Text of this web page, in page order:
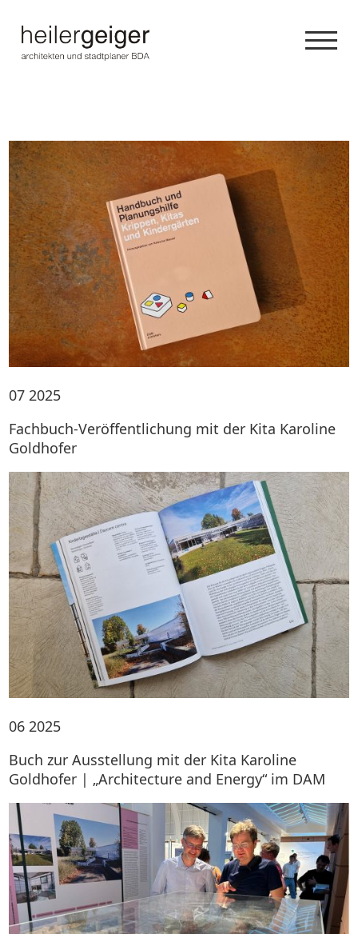
07 2025
Fachbuch-Veröffentlichung mit der Kita Karoline
Goldhofer
06 2025
Buch zur Ausstellung mit der Kita Karoline
Goldhofer | „Architecture and Energy“ im DAM